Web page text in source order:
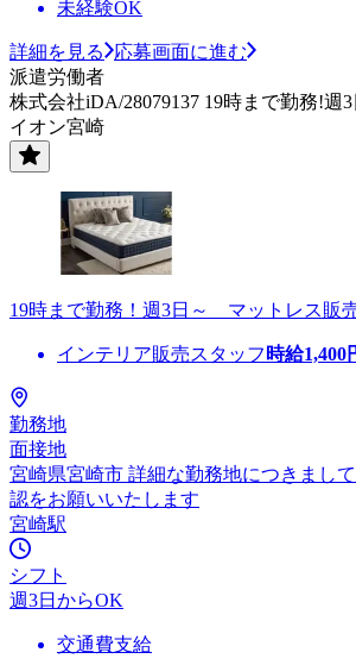
未経験OK
詳細を見る
応募画面に進む
派遣労働者
株式会社iDA/28079137 19時まで勤務!週
イオン宮崎
19時まで勤務！週3日～ マットレス販
インテリア販売スタッフ 時給1,400
勤務地
面接地
宮崎県宮崎市 詳細な勤務地につきまし
認をお願いいたします
宮崎駅
シフト
週3日からOK
交通費支給